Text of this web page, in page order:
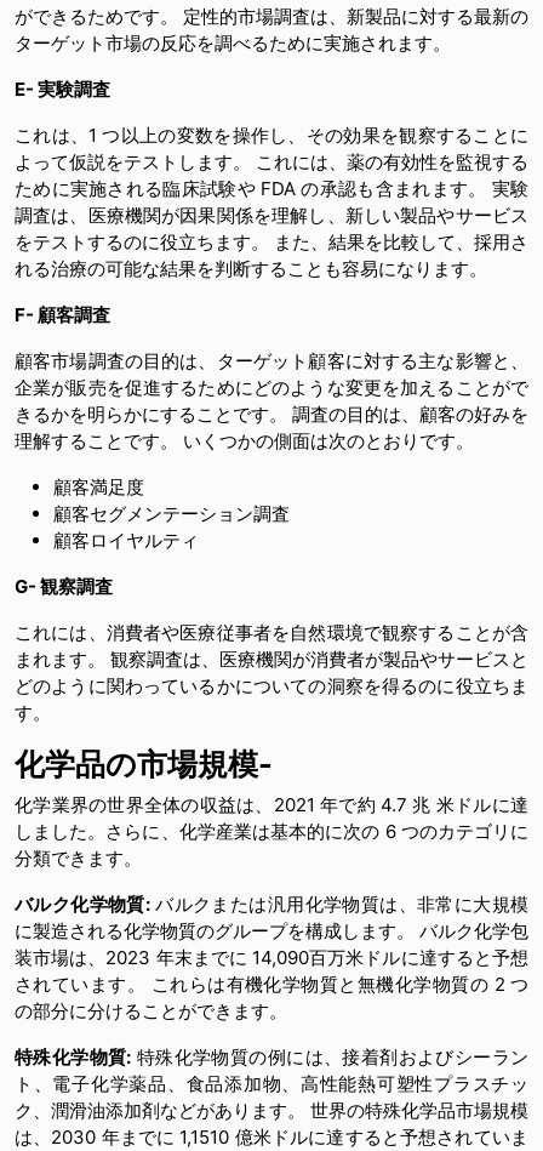
ができるためです。 定性的市場調査は、新製品に対する最新の
ターゲット市場の反応を調べるために実施されます。
E- 実験調査
これは、1 つ以上の変数を操作し、その効果を観察することに
よって仮説をテストします。 これには、薬の有効性を監視する
ために実施される臨床試験や FDA の承認も含まれます。 実験
調査は、医療機関が因果関係を理解し、新しい製品やサービス
をテストするのに役立ちます。 また、結果を比較して、採用さ
れる治療の可能な結果を判断することも容易になります。
F- 顧客調査
顧客市場調査の目的は、ターゲット顧客に対する主な影響と、
企業が販売を促進するためにどのような変更を加えることがで
きるかを明らかにすることです。 調査の目的は、顧客の好みを
理解することです。 いくつかの側面は次のとおりです。
顧客満足度
顧客セグメンテーション調査
顧客ロイヤルティ
G- 観察調査
これには、消費者や医療従事者を自然環境で観察することが含
まれます。 観察調査は、医療機関が消費者が製品やサービスと
どのように関わっているかについての洞察を得るのに役立ちま
す。
化学品の市場規模-
化学業界の世界全体の収益は、2021 年で約 4.7 兆 米ドルに達
しました。さらに、化学産業は基本的に次の 6 つのカテゴリに
分類できます。
バルク化学物質:バルクまたは汎用化学物質は、非常に大規模
に製造される化学物質のグループを構成します。 バルク化学包
装市場は、2023 年末までに 14,090百万米ドルに達すると予想
されています。 これらは有機化学物質と無機化学物質の 2 つ
の部分に分けることができます。
特殊化学物質: 特殊化学物質の例には、接着剤およびシーラン
ト、電子化学薬品、食品添加物、高性能熱可塑性プラスチッ
ク、潤滑油添加剤などがあります。 世界の特殊化学品市場規模
は、2030 年までに 1,1510 億米ドルに達すると予想されていま